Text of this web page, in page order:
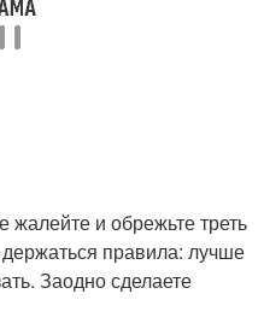
жалейте и обрежьте треть
правила: лучше
Заодно сделаете